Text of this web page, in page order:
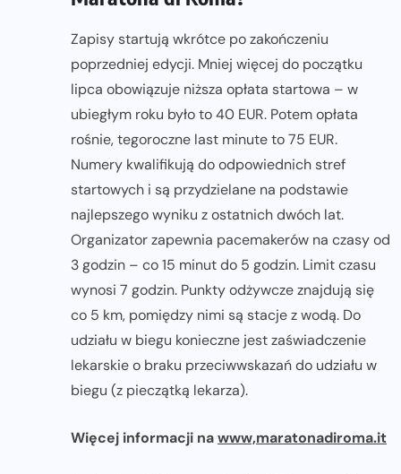
Zapisy startują wkrótce po zakończeniu
poprzedniej edycji. Mniej więcej do początku
lipca obowiązuje niższa opłata startowa – w
ubiegłym roku było to 40 EUR. Potem opłata
rośnie, tegoroczne last minute to 75 EUR.
Numery kwalifikują do odpowiednich stref
startowych i są przydzielane na podstawie
najlepszego wyniku z ostatnich dwóch lat.
Organizator zapewnia pacemakerów na czasy od
3 godzin – co 15 minut do 5 godzin. Limit czasu
wynosi 7 godzin. Punkty odżywcze znajdują się
co 5 km, pomiędzy nimi są stacje z wodą. Do
udziału w biegu konieczne jest zaświadczenie
lekarskie o braku przeciwwskazań do udziału w
biegu (z pieczątką lekarza).
Więcej informacji nawww,maratonadiroma.it